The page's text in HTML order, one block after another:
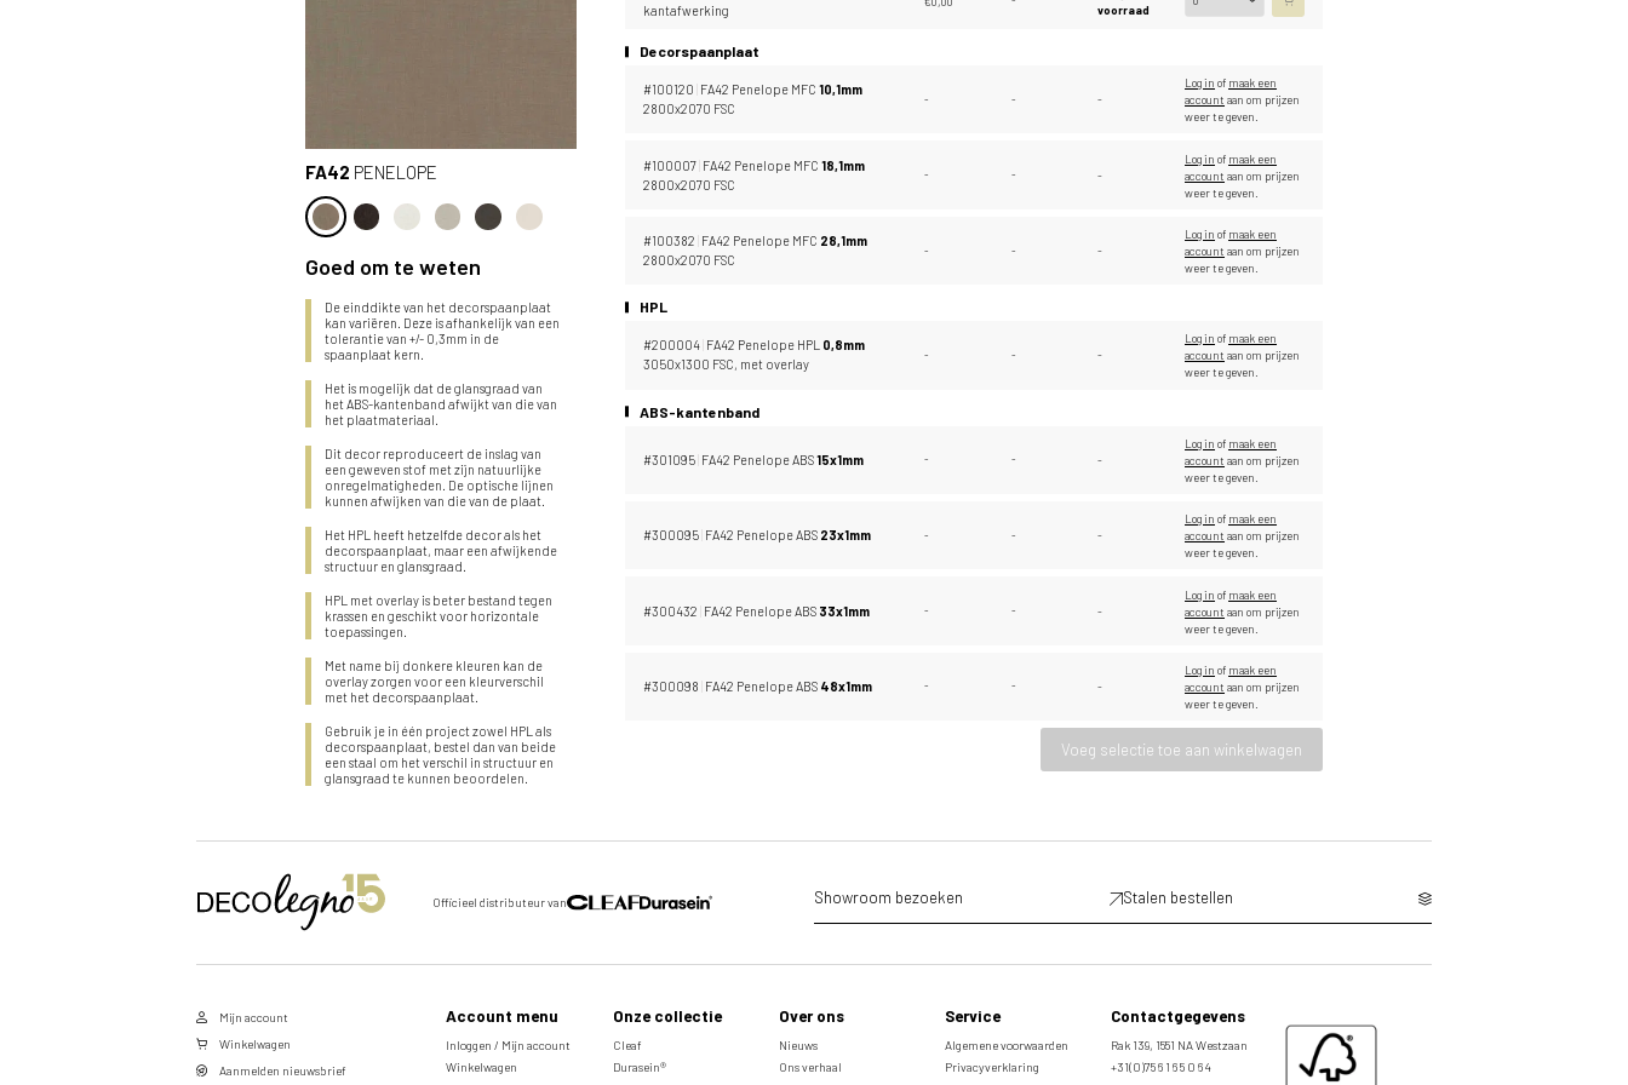
FA42 PENELOPE
Goed om te weten
De einddikte van het decorspaanplaat
kan variëren. Deze is afhankelijk van een
tolerantie van +/- 0,3mm in de
spaanplaat kern.
Het is mogelijk dat de glansgraad van
het ABS-kantenband afwijkt van die van
het plaatmateriaal.
Dit decor reproduceert de inslag van
een geweven stof met zijn natuurlijke
onregelmatigheden. De optische lijnen
kunnen afwijken van die van de plaat.
Het HPL heeft hetzelfde decor als het
decorspaanplaat, maar een afwijkende
structuur en glansgraad.
HPL met overlay is beter bestand tegen
krassen en geschikt voor horizontale
toepassingen.
Met name bij donkere kleuren kan de
overlay zorgen voor een kleurverschil
met het decorspaanplaat.
Gebruik je in één project zowel HPL als
decorspaanplaat, bestel dan van beide
een staal om het verschil in structuur en
glansgraad te kunnen beoordelen.
kantafwerking
voorraad
Decorspaanplaat
#100120 FA42 Penelope MFC 10,1mm
2800x2070 FSC
- - -
Log in of maak een
account aan om prijzen
weer te geven.
#100007 FA42 Penelope MFC 18,1mm
2800x2070 FSC
- - -
Log in of maak een
account aan om prijzen
weer te geven.
#100382 FA42 Penelope MFC 28,1mm
2800x2070 FSC
- - -
Log in of maak een
account aan om prijzen
weer te geven.
HPL
#200004 FA42 Penelope HPL 0,8mm
3050x1300 FSC, met overlay
- - -
Log in of maak een
account aan om prijzen
weer te geven.
ABS-kantenband
#301095 FA42 Penelope ABS15x1mm - - -
Log in of maak een
account aan om prijzen
weer te geven.
#300095 FA42 Penelope ABS 23x1mm - - -
Log in of maak een
account aan om prijzen
weer te geven.
#300432 FA42 Penelope ABS 33x1mm - - -
Log in of maak een
account aan om prijzen
weer te geven.
#300098 FA42 Penelope ABS 48x1mm - - -
Log in of maak een
account aan om prijzen
weer te geven.
Voeg selectie toe aan winkelwagen
Stuur een aanvraag door voor
Vul de velden hieronder in om een aanvraag te doen
Officieel distributeur van Showroom bezoeken Stalen bestellen
Mijn account
Winkelwagen
Aanmelden nieuwsbrief
Account menu
Inloggen / Mijn account
Winkelwagen
Onze collectie
Cleaf
Durasein®
Over ons
Nieuws
Ons verhaal
Service
Algemene voorwaarden
Privacyverklaring
Contactgegevens
Rak 139, 1551 NA Westzaan
+31(0)75 6 1 6 5 0 6 4